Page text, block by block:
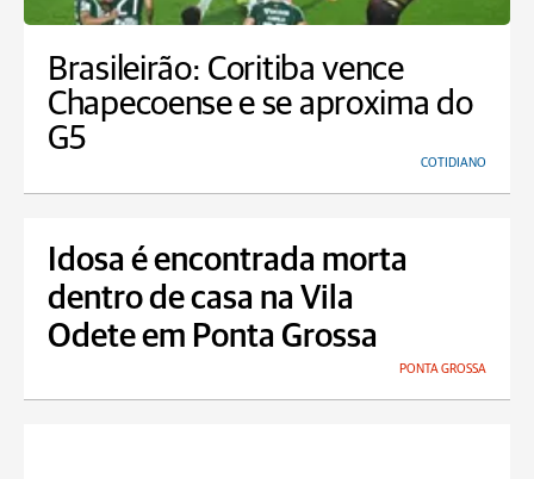
Brasileirão: Coritiba vence
Chapecoense e se aproxima do
G5
COTIDIANO
Idosa é encontrada morta
dentro de casa na Vila
Odete em Ponta Grossa
PONTA GROSSA